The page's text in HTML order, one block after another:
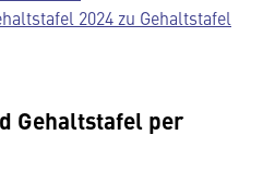
2024 zu Gehaltstafel
Gehaltstafel per